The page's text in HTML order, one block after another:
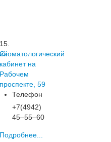
15.
Стоматологический
кабинет на
Рабочем
проспекте, 59
Телефон
+7(4942)
45‒55‒60
Подробнее...